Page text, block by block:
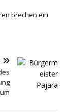
brechen ein